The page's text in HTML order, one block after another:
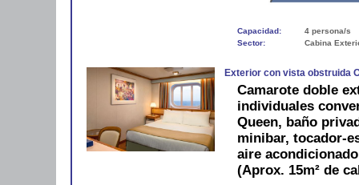
Capacidad:
4 persona/s
Sector:
Cabina
Exterior con vista obstruida
Camarote doble
individuales
Queen, baño
minibar, tocador-
aire
(Aprox. 15m² de